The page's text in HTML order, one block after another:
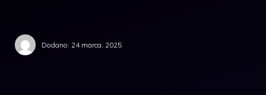
Dodano: 24 marca, 2025